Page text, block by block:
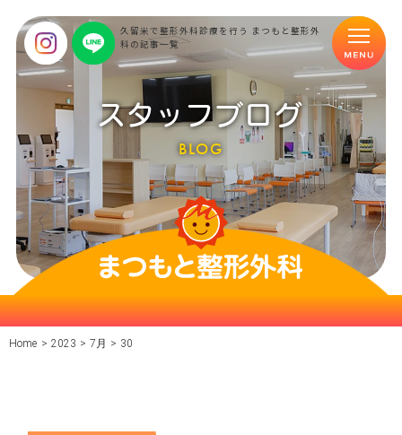
久留米で整形外科診療を行う まつもと整形外
科の記事一覧
スタッフブログ
BLOG
Home > 2023 > 7月 > 30